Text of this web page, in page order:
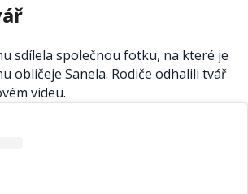
sdílela společnou fotku, na které je
obličeje Sanela. Rodiče odhalili tvář
videu.